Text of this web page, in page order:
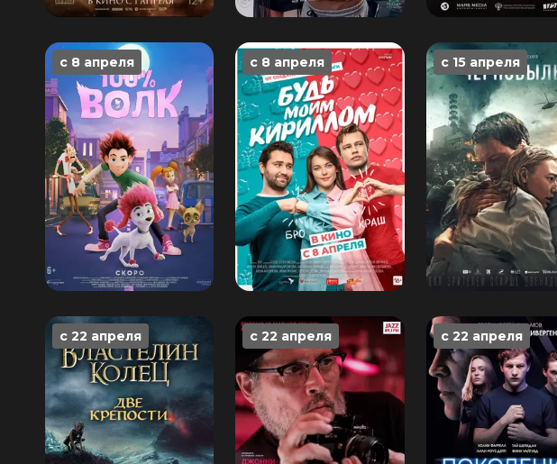
с 8 апреля с 8 апреля с 15 апреля
с 22 апреля с 22 апреля с 22 апреля